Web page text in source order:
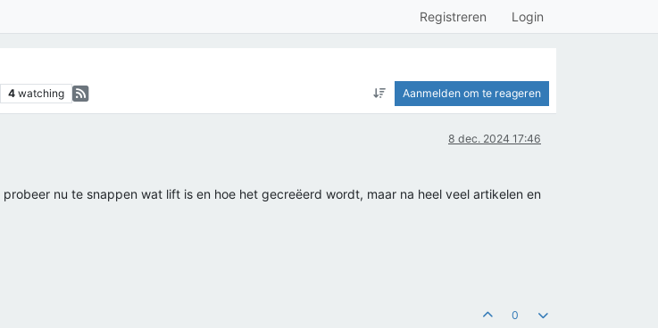
Registreren Login
4 watching Aanmelden om te reageren
8 dec. 2024 17:46
nu te snappen wat lift is en hoe het gecreëerd wordt, maar na heel veel artikelen en
0